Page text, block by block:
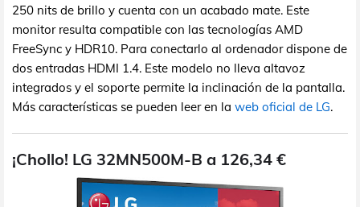
250 nits de brillo y cuenta con un acabado mate. Este
monitor resulta compatible con las tecnologías AMD
FreeSync y HDR10. Para conectarlo al ordenador dispone de
dos entradas HDMI 1.4. Este modelo no lleva altavoz
integrados y el soporte permite la inclinación de la pantalla.
Más características se pueden leer en la web oficial de LG.
¡Chollo! LG 32MN500M-B a 126,34 €